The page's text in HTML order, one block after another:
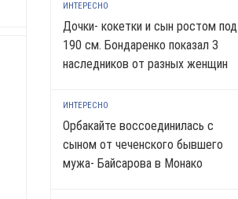
ИНТЕРЕСНО
Дочки- кокетки и сын ростом под
190 см. Бондаренко показал 3
наследников от разных женщин
ИНТЕРЕСНО
Орбакайте воссоединилась с
сыном от чеченского бывшего
мужа- Байсарова в Монако